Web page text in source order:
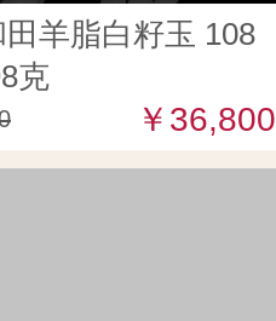
羊脂白籽玉 108
克
￥36,800